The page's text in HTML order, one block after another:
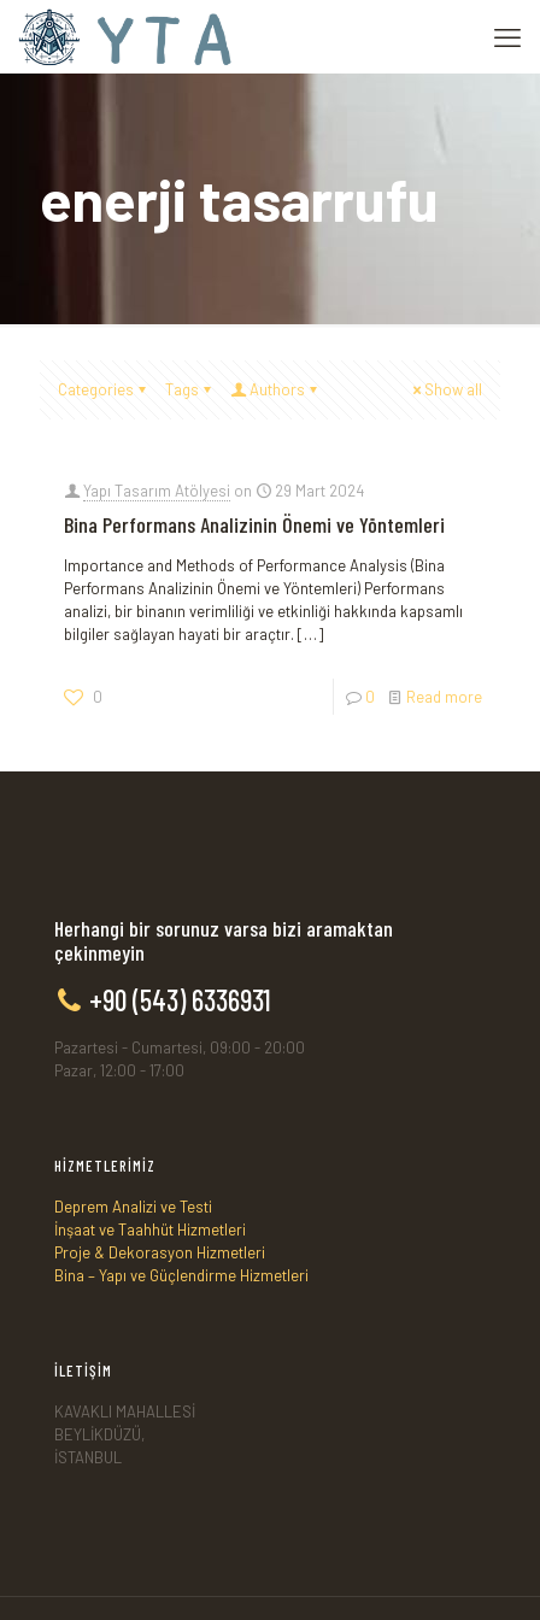
enerji tasarrufu
Categories Tags Authors Show all
Yapı Tasarım Atölyesi on 29 Mart 2024
Bina Performans Analizinin Önemi ve Yöntemleri
Importance and Methods of Performance ‍Analysis (Bina
Performans Analizinin⁤ Önemi ve ⁣Yöntemleri) Performans
analizi, bir binanın verimliliği ve etkinliği hakkında kapsamlı
‍bilgiler sağlayan hayati bir araçtır. […]
0 0 Read more
Herhangi bir sorunuz varsa bizi aramaktan
çekinmeyin
+90 (543) 6336931
Pazartesi - Cumartesi, 09:00 - 20:00
Pazar, 12:00 - 17:00
HİZMETLERİMİZ
Deprem Analizi ve Testi
İnşaat ve Taahhüt Hizmetleri
Proje & Dekorasyon Hizmetleri
Bina – Yapı ve Güçlendirme Hizmetleri
İLETİŞİM
KAVAKLI MAHALLESİ
BEYLİKDÜZÜ,
İSTANBUL